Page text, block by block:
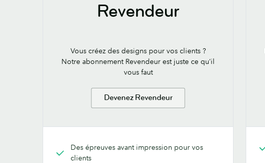
Revendeur
Vous créez des designs pour vos clients ?
Notre abonnement Revendeur est juste ce qu’il
vous faut
Devenez Revendeur
Des épreuves avant impression pour vos
clients